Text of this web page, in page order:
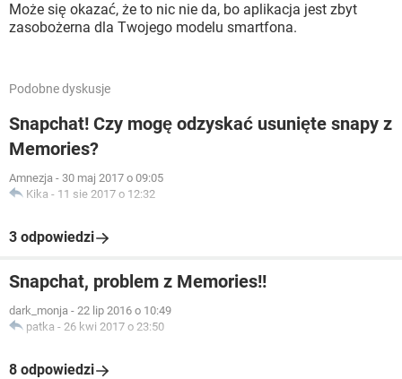
Może się okazać, że to nic nie da, bo aplikacja jest zbyt
zasobożerna dla Twojego modelu smartfona.
Podobne dyskusje
Snapchat! Czy mogę odzyskać usunięte snapy z
Memories?
Amnezja - 30 maj 2017 o 09:05
Kika - 11 sie 2017 o 12:32
3 odpowiedzi
Snapchat, problem z Memories!!
dark_monja - 22 lip 2016 o 10:49
patka - 26 kwi 2017 o 23:50
8 odpowiedzi